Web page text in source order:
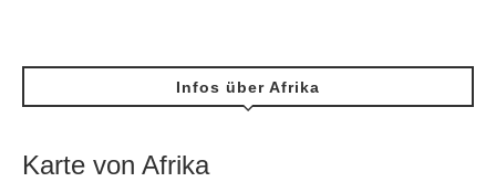
Infos über Afrika
Karte von Afrika